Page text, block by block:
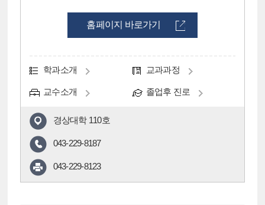
홈페이지 바로가기
학과소개 교과과정
교수소개 졸업후 진로
경상대학 110호
043-229-8187
043-229-8123